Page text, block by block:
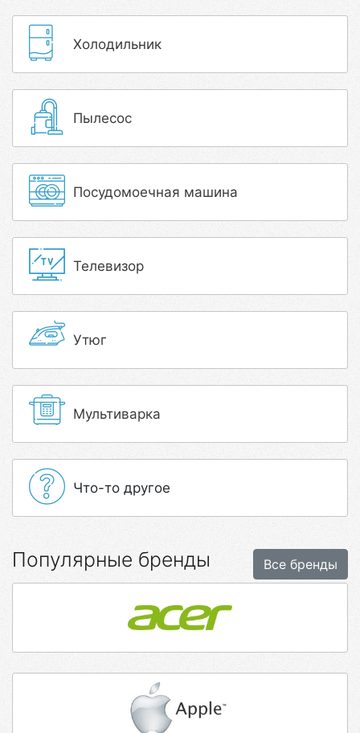
Холодильник
Пылесос
Посудомоечная машина
Телевизор
Утюг
Мультиварка
Что-то другое
Все бренды
Популярные бренды